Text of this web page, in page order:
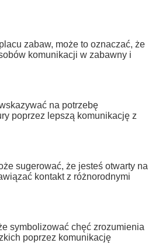
zabaw, może to oznaczać, że
komunikacji w zabawny i
na potrzebę
poprzez lepszą komunikację z
sugerować, że jesteś otwarty na
kontakt z różnorodnymi
symbolizować chęć zrozumienia
poprzez komunikację